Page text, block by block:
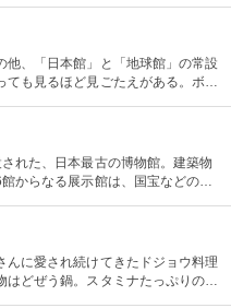
。
他、「日本館」と「地球館」の常設
も見るほど見ごたえがある。ボラ
れた、日本最古の博物館。建築物
からなる展示館は、国宝などの歴
売するミュージアムショップや食事
れています。
んに愛され続けてきたドジョウ料理
どぜう鍋。スタミナたっぷりのど